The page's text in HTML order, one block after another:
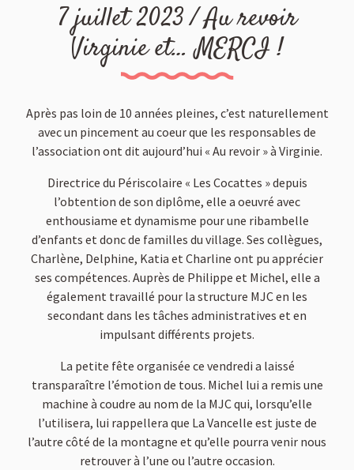
7 juillet 2023 / Au revoir
Virginie et… MERCI !
Après pas loin de 10 années pleines, c’est naturellement
avec un pincement au coeur que les responsables de
l’association ont dit aujourd’hui « Au revoir » à Virginie.
Directrice du Périscolaire « Les Cocattes » depuis
l’obtention de son diplôme, elle a oeuvré avec
enthousiame et dynamisme pour une ribambelle
d’enfants et donc de familles du village. Ses collègues,
Charlène, Delphine, Katia et Charline ont pu apprécier
ses compétences. Auprès de Philippe et Michel, elle a
également travaillé pour la structure MJC en les
secondant dans les tâches administratives et en
impulsant différents projets.
La petite fête organisée ce vendredi a laissé
transparaître l’émotion de tous. Michel lui a remis une
machine à coudre au nom de la MJC qui, lorsqu’elle
l’utilisera, lui rappellera que La Vancelle est juste de
l’autre côté de la montagne et qu’elle pourra venir nous
retrouver à l’une ou l’autre occasion.